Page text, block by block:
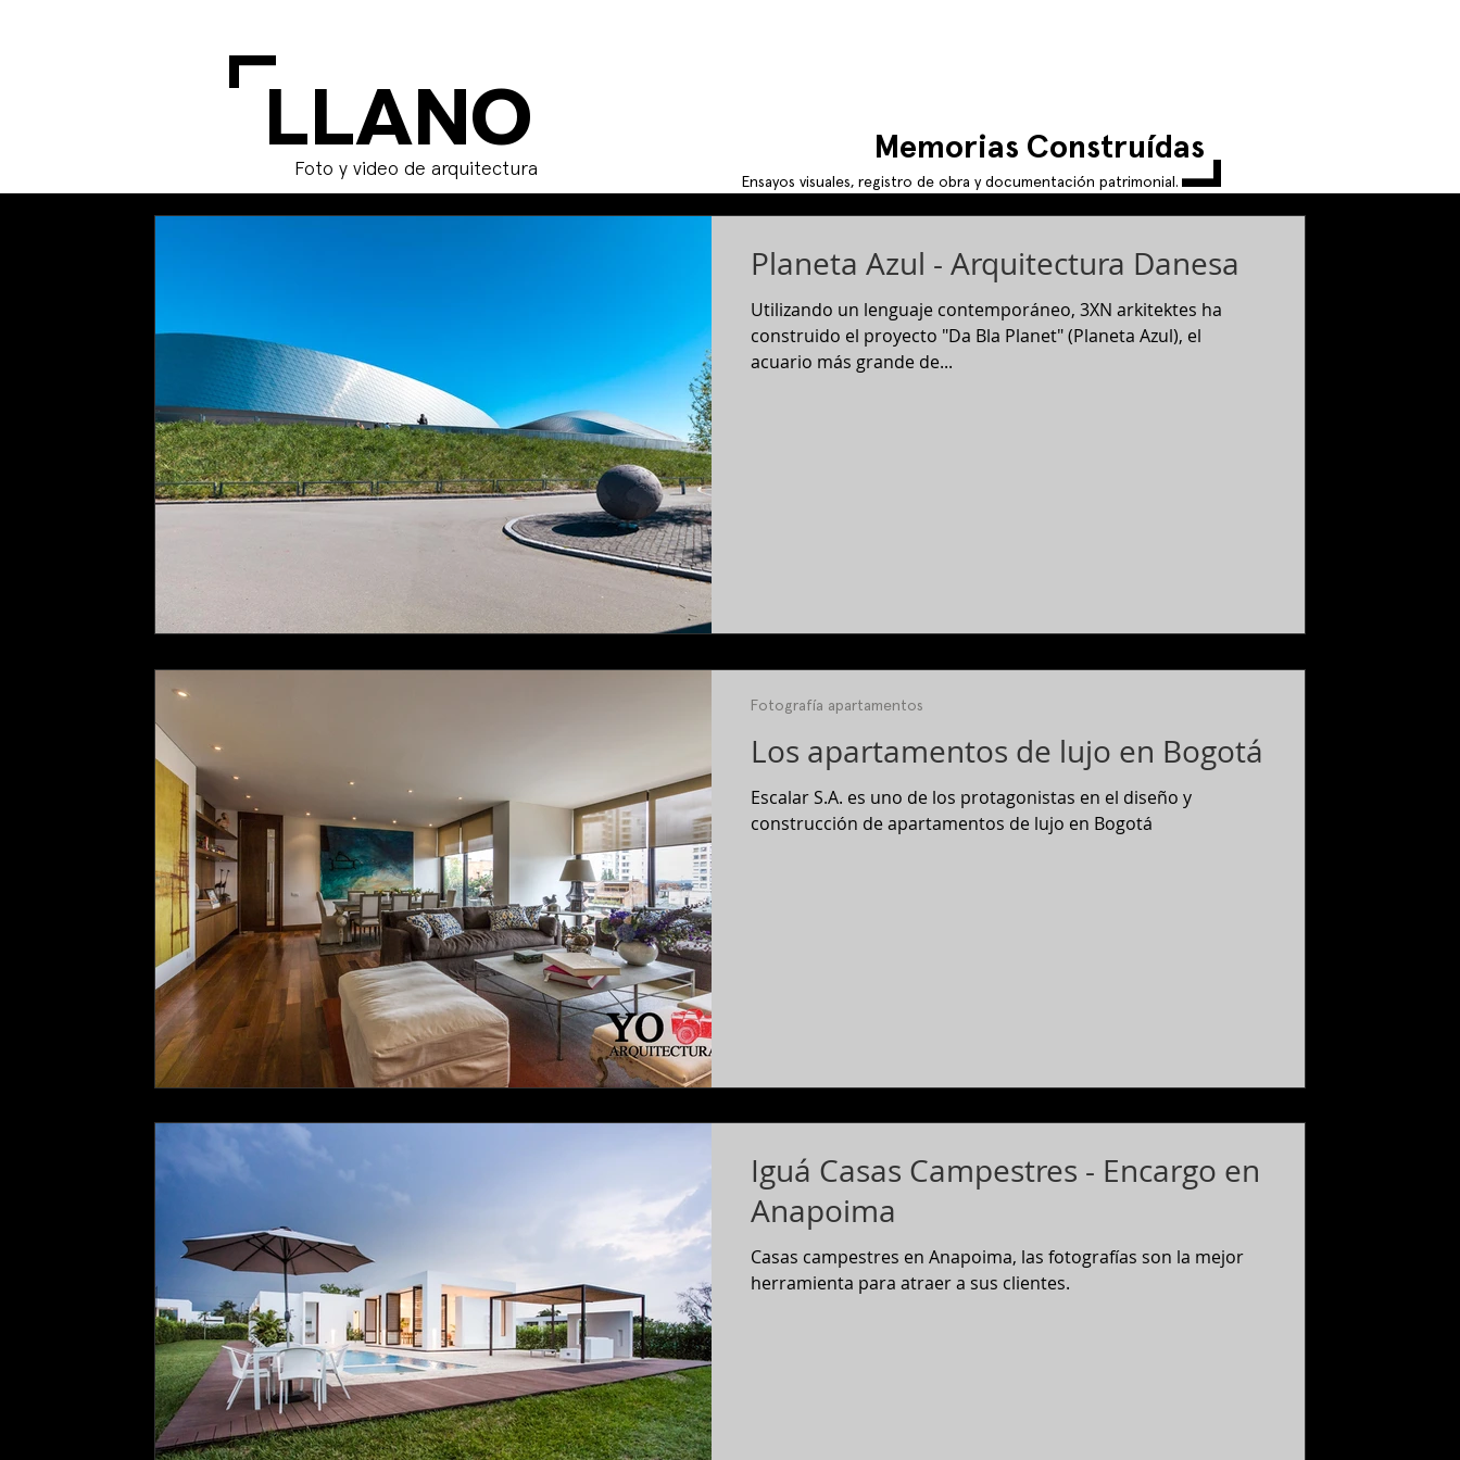
L
LLANO
Foto y video de arquitectura L
Memorias Construídas
Ensayos visuales, registro de obra y documentación patrimonial.
Planeta Azul - Arquitectura Danesa
Utilizando un lenguaje contemporáneo, 3XN arkitektes ha
construido el proyecto "Da Bla Planet" (Planeta Azul), el
acuario más grande de...
Los apartamentos de lujo en Bogotá
Escalar S.A. es uno de los protagonistas en el diseño y
construcción de apartamentos de lujo en Bogotá
Fotografía apartamentos
Iguá Casas Campestres - Encargo en
Anapoima
Casas campestres en Anapoima, las fotografías son la mejor
herramienta para atraer a sus clientes.